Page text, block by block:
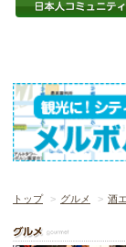
トップ グルメ 酒